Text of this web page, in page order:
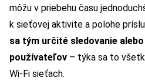
môžu v priebehu času
k sieťovej aktivite a polohe
sa tým určité sledovanie
používateľov – týka sa to
Wi-Fi sieťach.